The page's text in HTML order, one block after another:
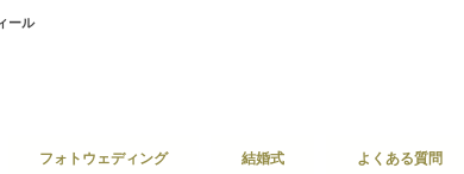
ール
フォトウェディング 結婚式 よくある質問